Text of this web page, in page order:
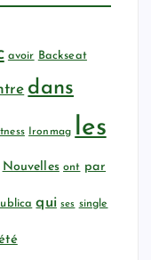
avoir Backseat
dans
Ironmag les
Nouvelles ont par
qui ses single